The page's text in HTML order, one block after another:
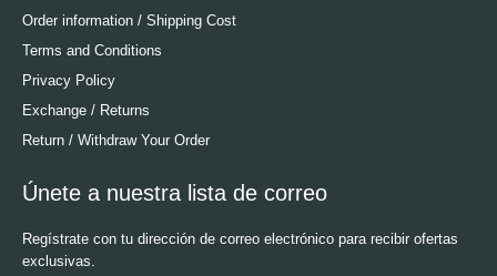
Order information / Shipping Cost
Terms and Conditions
Privacy Policy
Exchange / Returns
Return / Withdraw Your Order
Únete a nuestra lista de correo
Regístrate con tu dirección de correo electrónico para recibir ofertas
exclusivas.